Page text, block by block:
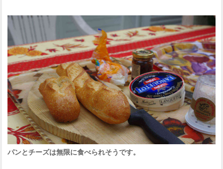
パンとチーズは無限に食べられそうです。